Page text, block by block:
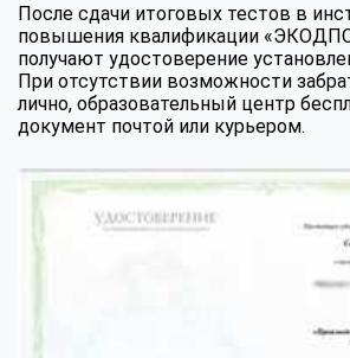
После сдачи итоговых тестов в
повышения квалификации
получают удостоверение
При отсутствии возможности
лично, образовательный центр
документ почтой или курьером.